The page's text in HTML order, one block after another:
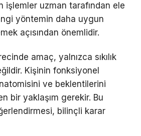
işlemler uzman tarafından ele
yöntemin daha uygun
açısından önemlidir.
amaç, yalnızca sıkılık
Kişinin fonksiyonel
ve beklentilerini
bir yaklaşım gerekir. Bu
bilinçli karar